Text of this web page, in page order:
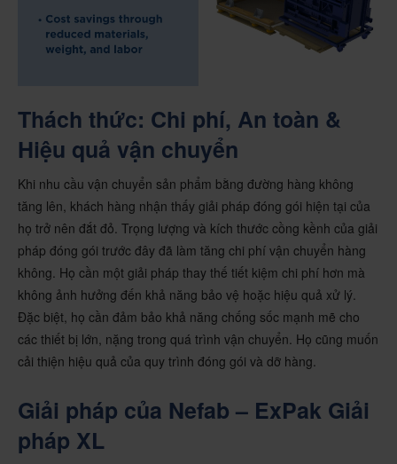
Thách thức: Chi phí, An toàn &
Hiệu quả vận chuyển
Khi nhu cầu vận chuyển sản phẩm bằng đường hàng không
tăng lên, khách hàng nhận thấy giải pháp đóng gói hiện tại của
họ trở nên đắt đỏ. Trọng lượng và kích thước cồng kềnh của giải
pháp đóng gói trước đây đã làm tăng chi phí vận chuyển hàng
không. Họ cần một giải pháp thay thế tiết kiệm chi phí hơn mà
không ảnh hưởng đến khả năng bảo vệ hoặc hiệu quả xử lý.
Đặc biệt, họ cần đảm bảo khả năng chống sốc mạnh mẽ cho
các thiết bị lớn, nặng trong quá trình vận chuyển. Họ cũng muốn
cải thiện hiệu quả của quy trình đóng gói và dỡ hàng.
Giải pháp của Nefab – ExPak Giải
pháp XL